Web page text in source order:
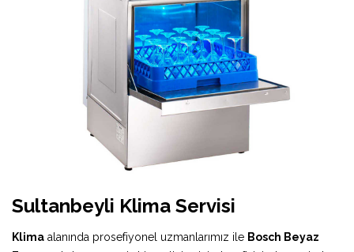
Sultanbeyli Klima Servisi
Klima alanında prosefiyonel uzmanlarımız ile Bosch Beyaz